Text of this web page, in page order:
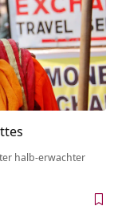
halb-erwachter